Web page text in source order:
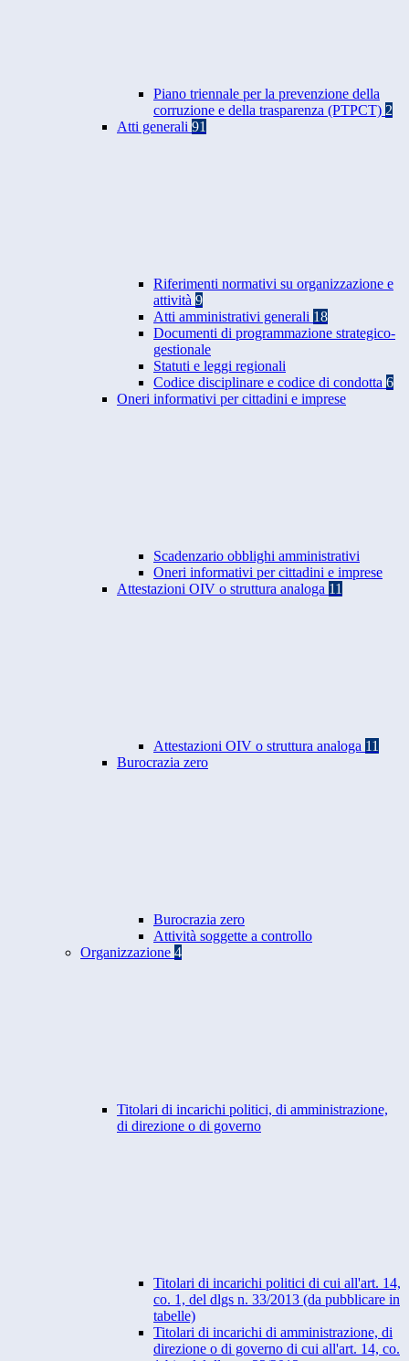
Piano triennale per la prevenzione della
corruzione e della trasparenza (PTPCT) 2
Atti generali 91
Riferimenti normativi su organizzazione e
attività 9
Atti amministrativi generali 18
Documenti di programmazione strategico-
gestionale
Statuti e leggi regionali
Codice disciplinare e codice di condotta 6
Oneri informativi per cittadini e imprese
Scadenzario obblighi amministrativi
Oneri informativi per cittadini e imprese
Attestazioni OIV o struttura analoga 11
Attestazioni OIV o struttura analoga 11
Burocrazia zero
Burocrazia zero
Attività soggette a controllo
Organizzazione 4
Titolari di incarichi politici, di amministrazione,
di direzione o di governo
Titolari di incarichi politici di cui all'art. 14,
co. 1, del dlgs n. 33/2013 (da pubblicare in
tabelle)
Titolari di incarichi di amministrazione, di
direzione o di governo di cui all'art. 14, co.